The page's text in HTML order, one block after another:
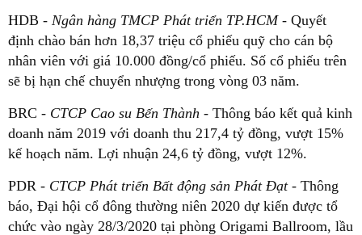
HDB - Ngân hàng TMCP Phát triển TP.HCM- Quyết
định chào bán hơn 18,37 triệu cổ phiếu quỹ cho cán bộ
nhân viên với giá 10.000 đồng/cổ phiếu. Số cổ phiếu trên
sẽ bị hạn chế chuyển nhượng trong vòng 03 năm.
BRC - CTCP Cao su Bến Thành - Thông báo kết quả kinh
doanh năm 2019 với doanh thu 217,4 tỷ đồng, vượt 15%
kế hoạch năm. Lợi nhuận 24,6 tỷ đồng, vượt 12%.
PDR - CTCP Phát triển Bất động sản Phát Đạt- Thông
báo, Đại hội cổ đông thường niên 2020 dự kiến được tổ
chức vào ngày 28/3/2020 tại phòng Origami Ballroom, lầu